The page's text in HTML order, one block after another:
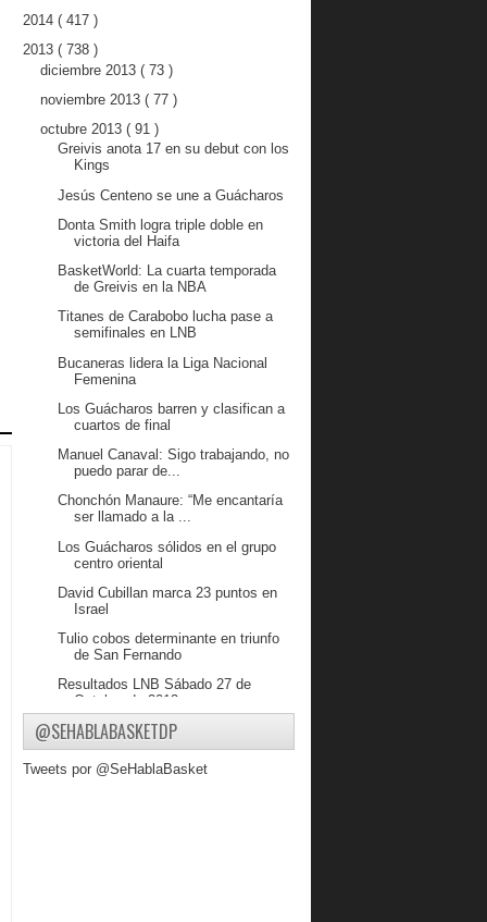
2014 ( 417 )
2013 ( 738 )
diciembre 2013 ( 73 )
noviembre 2013 ( 77 )
octubre 2013 ( 91 )
Greivis anota 17 en su debut con los
Kings
Jesús Centeno se une a Guácharos
Donta Smith logra triple doble en
victoria del Haifa
BasketWorld: La cuarta temporada
de Greivis en la NBA
Titanes de Carabobo lucha pase a
semifinales en LNB
Bucaneras lidera la Liga Nacional
Femenina
Los Guácharos barren y clasifican a
cuartos de final
Manuel Canaval: Sigo trabajando, no
puedo parar de...
Chonchón Manaure: “Me encantaría
ser llamado a la ...
Los Guácharos sólidos en el grupo
centro oriental
David Cubillan marca 23 puntos en
Israel
Tulio cobos determinante en triunfo
de San Fernando
Resultados LNB Sábado 27 de
Octubre de 2013
Conociendo a Yaiker Pacheco
Echenique tomo 8 rebotes y marco 3
puntos en Alemania
@SEHABLABASKETDP
Tweets por @SeHablaBasket